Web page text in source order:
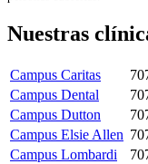
Nuestras
Campus Caritas
Campus Dental
Campus Dutton
Campus Elsie Allen
Campus Lombardi